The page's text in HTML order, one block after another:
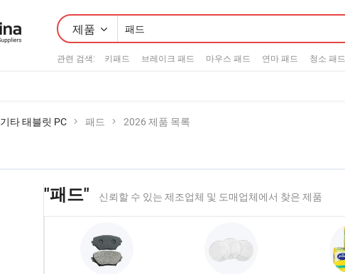
제품
관련 검색: 키패드 브레이크 패드 마우스 패드 연마 패드 청소 패드
기타 태블릿 PC 패드 2026 제품 목록
"패드" 신뢰할 수 있는 제조업체 및 도매업체에서 찾은 제품